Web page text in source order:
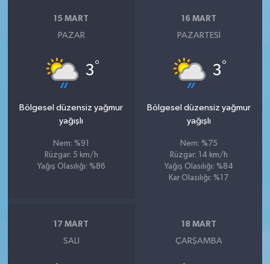
15 MART
PAZAR
3°
Bölgesel düzensiz yağmur
yağışlı
Nem: %91
Rüzgar: 5 km/h
Yağış Olasılığı: %86
16 MART
PAZARTESI
3°
Bölgesel düzensiz yağmur
yağışlı
Nem: %75
Rüzgar: 14 km/h
Yağış Olasılığı: %84
Kar Olasılığı: %17
17 MART
SALI
18 MART
ÇARŞAMBA